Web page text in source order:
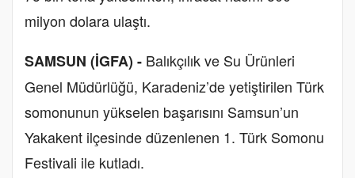
milyon dolara ulaştı.
SAMSUN (İGFA) - Balıkçılık ve Su Ürünleri
Genel Müdürlüğü, Karadeniz’de yetiştirilen Türk
somonunun yükselen başarısını Samsun’un
Yakakent ilçesinde düzenlenen 1. Türk Somonu
Festivali ile kutladı.